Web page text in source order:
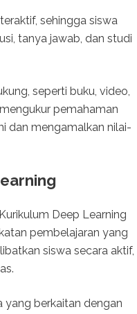
sehingga siswa
tanya jawab, dan studi
seperti buku, video,
pemahaman
dan mengamalkan nilai-
Deep Learning
pembelajaran yang
siswa secara aktif,
yang berkaitan dengan